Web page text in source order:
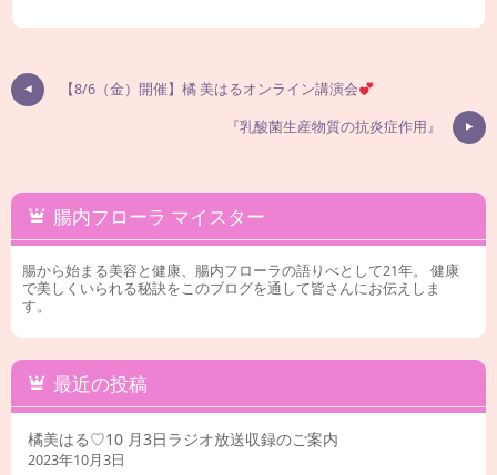
【8/6（金）開催】橘 美はるオンライン講演会
『乳酸菌生産物質の抗炎症作用』
腸内フローラ マイスター
腸から始まる美容と健康、腸内フローラの語りべとして21年。 健康
で美しくいられる秘訣をこのブログを通して皆さんにお伝えしま
す。
最近の投稿
橘美はる♡10 月3日ラジオ放送収録のご案内
2023年10月3日